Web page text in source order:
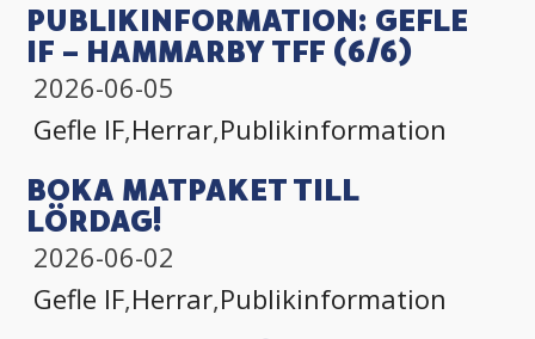
PUBLIKINFORMATION: GEFLE
IF – HAMMARBY TFF (6/6)
2026-06-05
Gefle IF,Herrar,Publikinformation
BOKA MATPAKET TILL
LÖRDAG!
2026-06-02
Gefle IF,Herrar,Publikinformation